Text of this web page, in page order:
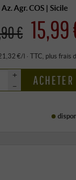
Az. Agr. COS | Sicile
€ 15,99
€/l · TTC, plus frais
+
–
ACHETER